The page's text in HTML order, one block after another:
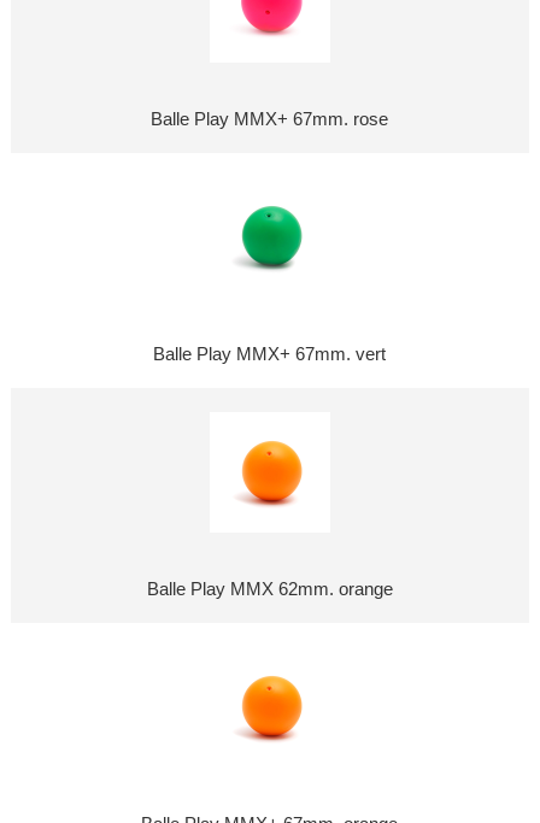
Balle Play MMX+ 67mm. rose
Balle Play MMX+ 67mm. vert
Balle Play MMX 62mm. orange